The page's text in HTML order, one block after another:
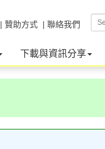
| 聯絡我們
| 贊助方式
下載與資訊分享